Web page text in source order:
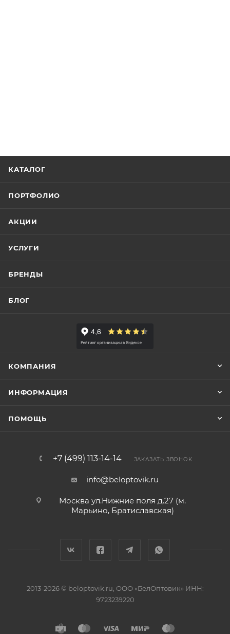
КАТАЛОГ
ПОРТФОЛИО
АКЦИИ
УСЛУГИ
БРЕНДЫ
БЛОГ
КОМПАНИЯ
ИНФОРМАЦИЯ
ПОМОЩЬ
+7 (499) 113-14-14 ЗАКАЗАТЬ ЗВОНОК
info@beloptovik.ru
Москва ул.Нижние поля д.27 (м.
Марьино, Братиславская)
2013-2026 © beloptovik.ru, ООО «БелОптовик» ИНН:
9723239220